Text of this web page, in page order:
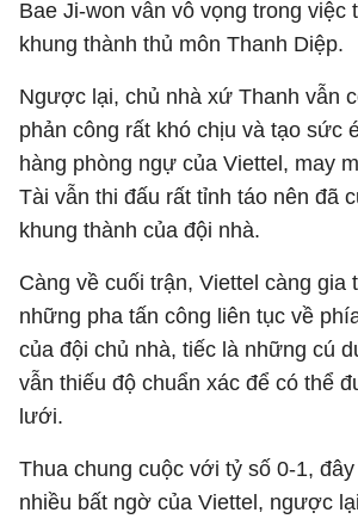
Bae Ji-won vẫn vô vọng trong việc
khung thành thủ môn Thanh Diệp.
Ngược lại, chủ nhà xứ Thanh vẫn
phản công rất khó chịu và tạo sức
hàng phòng ngự của Viettel, may
Tài vẫn thi đấu rất tỉnh táo nên đã
khung thành của đội nhà.
Càng về cuối trận, Viettel càng gia
những pha tấn công liên tục về
của đội chủ nhà, tiếc là những cú
vẫn thiếu độ chuẩn xác để có thể
lưới.
Thua chung cuộc với tỷ số 0-1,
nhiều bất ngờ của Viettel, ngược